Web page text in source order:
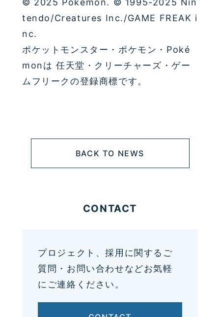
© 2025 Pokémon. © 1995-2025 Nin
tendo/Creatures Inc./GAME FREAK i
nc.
ポケットモンスター・ポケモン・Poké
monは 任天堂・クリーチャーズ・ゲー
ムフリークの登録商標です。
BACK TO NEWS
CONTACT
プロジェクト、採用に関するご
質問・お問い合わせなどお気軽
にご連絡ください。